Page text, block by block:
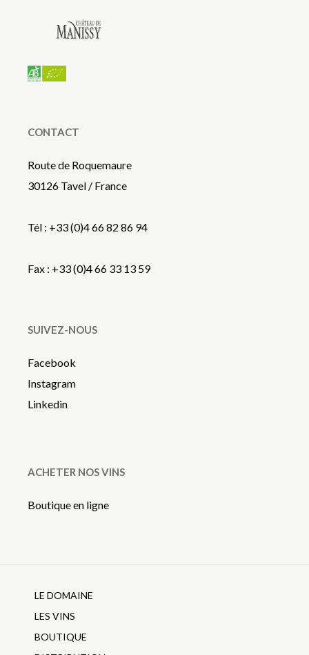
CONTACT
Route de Roquemaure
30126 Tavel / France
Tél : +33 (0)4 66 82 86 94
Fax : +33 (0)4 66 33 13 59
SUIVEZ-NOUS
Facebook
Instagram
Linkedin
ACHETER NOS VINS
Boutique en ligne
LE DOMAINE
LES VINS
BOUTIQUE